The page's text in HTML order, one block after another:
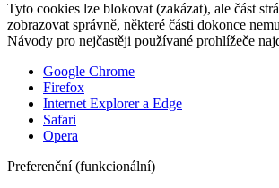
Tyto cookies lze blokovat (zakázat), ale část
zobrazovat správně, některé části dokonce
Návody pro nejčastěji používané prohlížeče
Google Chrome
Firefox
Internet Explorer a Edge
Safari
Opera
Preferenční (funkcionální)